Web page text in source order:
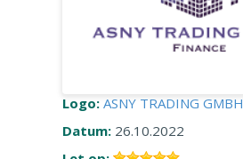
INLOGGEN
Logo: ASNY TRADING GMBH
Datum: 26.10.2022